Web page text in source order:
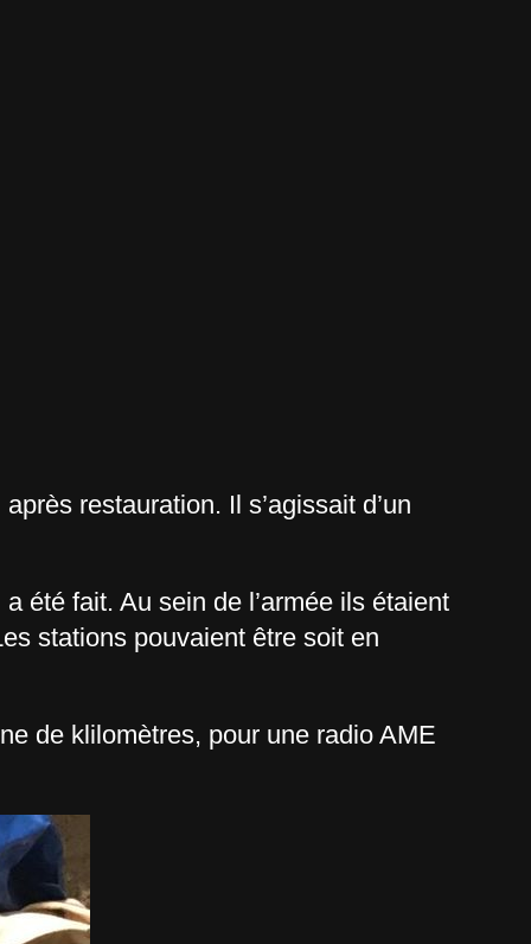
restauration. Il s’agissait d’un
été fait. Au sein de l’armée ils étaient
stations pouvaient être soit en
de klilomètres, pour une radio AME